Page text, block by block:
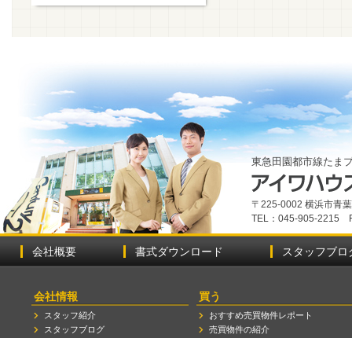
東急田園都市線たま
〒225-0002 横浜市青
TEL：045-905-2215
会社概要 書式ダウンロード スタッフブロ
会社情報
スタッフ紹介
スタッフブログ
買う
おすすめ売買物件レポート
売買物件の紹介